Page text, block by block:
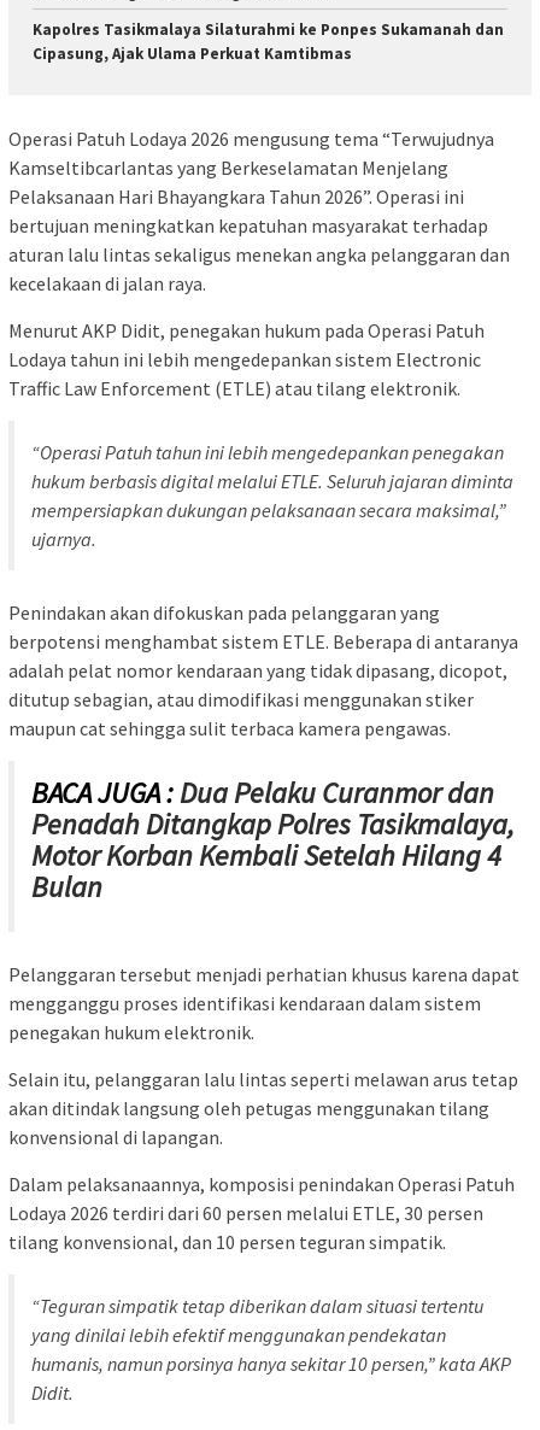
Kapolres Tasikmalaya Silaturahmi ke Ponpes Sukamanah dan
Cipasung, Ajak Ulama Perkuat Kamtibmas
Operasi Patuh Lodaya 2026 mengusung tema “Terwujudnya
Kamseltibcarlantas yang Berkeselamatan Menjelang
Pelaksanaan Hari Bhayangkara Tahun 2026”. Operasi ini
bertujuan meningkatkan kepatuhan masyarakat terhadap
aturan lalu lintas sekaligus menekan angka pelanggaran dan
kecelakaan di jalan raya.
Menurut AKP Didit, penegakan hukum pada Operasi Patuh
Lodaya tahun ini lebih mengedepankan sistem Electronic
Traffic Law Enforcement (ETLE) atau tilang elektronik.
“Operasi Patuh tahun ini lebih mengedepankan penegakan
hukum berbasis digital melalui ETLE. Seluruh jajaran diminta
mempersiapkan dukungan pelaksanaan secara maksimal,”
ujarnya.
Penindakan akan difokuskan pada pelanggaran yang
berpotensi menghambat sistem ETLE. Beberapa di antaranya
adalah pelat nomor kendaraan yang tidak dipasang, dicopot,
ditutup sebagian, atau dimodifikasi menggunakan stiker
maupun cat sehingga sulit terbaca kamera pengawas.
BACA JUGA :Dua Pelaku Curanmor dan
Penadah Ditangkap Polres Tasikmalaya,
Motor Korban Kembali Setelah Hilang 4
Bulan
Pelanggaran tersebut menjadi perhatian khusus karena dapat
mengganggu proses identifikasi kendaraan dalam sistem
penegakan hukum elektronik.
Selain itu, pelanggaran lalu lintas seperti melawan arus tetap
akan ditindak langsung oleh petugas menggunakan tilang
konvensional di lapangan.
Dalam pelaksanaannya, komposisi penindakan Operasi Patuh
Lodaya 2026 terdiri dari 60 persen melalui ETLE, 30 persen
tilang konvensional, dan 10 persen teguran simpatik.
“Teguran simpatik tetap diberikan dalam situasi tertentu
yang dinilai lebih efektif menggunakan pendekatan
humanis, namun porsinya hanya sekitar 10 persen,” kata AKP
Didit.